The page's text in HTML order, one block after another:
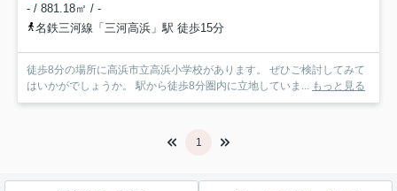
- / 881.18㎡ / -
名鉄三河線「三河高浜」駅 徒歩15分
徒歩8分の場所に高浜市立高浜小学校があります。 ぜひご検討してみて
はいかがでしょうか。 駅から徒歩8分圏内に立地していま...
もっと見る
1